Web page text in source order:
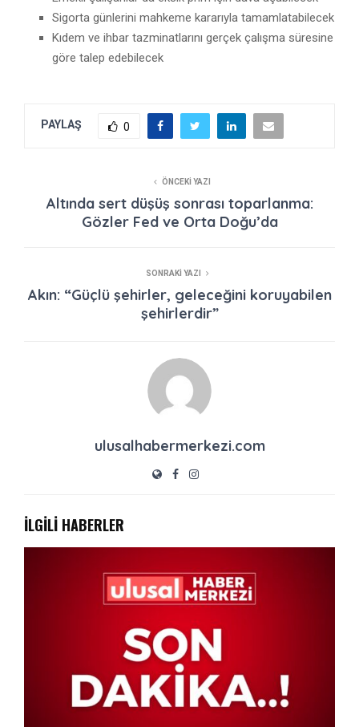
Sigorta günlerini mahkeme kararıyla tamamlatabilecek
Kıdem ve ihbar tazminatlarını gerçek çalışma süresine
göre talep edebilecek
PAYLAŞ 0
ÖNCEKI YAZI
Altında sert düşüş sonrası toparlanma:
Gözler Fed ve Orta Doğu’da
SONRAKI YAZI
Akın: “Güçlü şehirler, geleceğini koruyabilen
şehirlerdir”
ulusalhabermerkezi.com
İLGİLİ HABERLER